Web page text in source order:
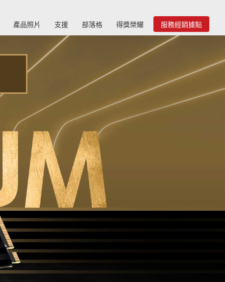
產品照片 支援 部落格 得獎榮耀 服務經銷據點